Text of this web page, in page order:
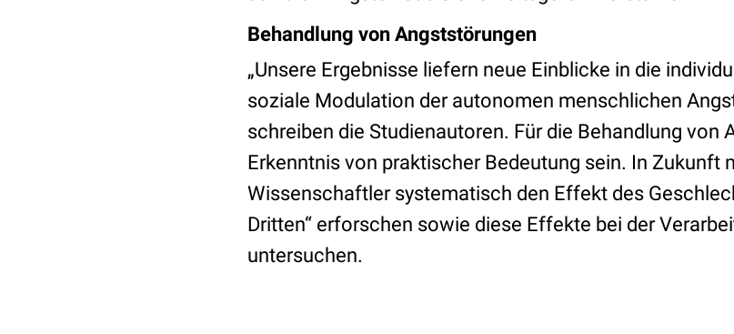
Behandlung von Angststörungen
„Unsere Ergebnisse liefern neue Einblicke in die
soziale Modulation der autonomen menschlichen
schreiben die Studienautoren. Für die Behandlung von
Erkenntnis von praktischer Bedeutung sein. In Zukunft
Wissenschaftler systematisch den Effekt des
Dritten“ erforschen sowie diese Effekte bei der
untersuchen.